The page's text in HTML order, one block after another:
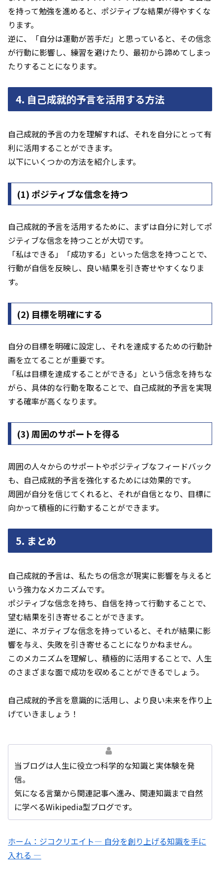
を持って勉強を進めると、ポジティブな結果が得やすくな
ります。
逆に、「自分は運動が苦手だ」と思っていると、その信念
が行動に影響し、練習を避けたり、最初から諦めてしまっ
たりすることになります。
4. 自己成就的予言を活用する方法
自己成就的予言の力を理解すれば、それを自分にとって有
利に活用することができます。
以下にいくつかの方法を紹介します。
(1) ポジティブな信念を持つ
自己成就的予言を活用するために、まずは自分に対してポ
ジティブな信念を持つことが大切です。
「私はできる」「成功する」といった信念を持つことで、
行動が自信を反映し、良い結果を引き寄せやすくなりま
す。
(2) 目標を明確にする
自分の目標を明確に設定し、それを達成するための行動計
画を立てることが重要です。
「私は目標を達成することができる」という信念を持ちな
がら、具体的な行動を取ることで、自己成就的予言を実現
する確率が高くなります。
(3) 周囲のサポートを得る
周囲の人々からのサポートやポジティブなフィードバック
も、自己成就的予言を強化するためには効果的です。
周囲が自分を信じてくれると、それが自信となり、目標に
向かって積極的に行動することができます。
5. まとめ
自己成就的予言は、私たちの信念が現実に影響を与えると
いう強力なメカニズムです。
ポジティブな信念を持ち、自信を持って行動することで、
望む結果を引き寄せることができます。
逆に、ネガティブな信念を持っていると、それが結果に影
響を与え、失敗を引き寄せることになりかねません。
このメカニズムを理解し、積極的に活用することで、人生
のさまざまな面で成功を収めることができるでしょう。
自己成就的予言を意識的に活用し、より良い未来を作り上
げていきましょう！
当ブログは人生に役立つ科学的な知識と実体験を発
信。
気になる言葉から関連記事へ進み、関連知識まで自然
に学べるWikipedia型ブログです。
ホーム：ジコクリエイト― 自分を創り上げる知識を手に
入れる ―